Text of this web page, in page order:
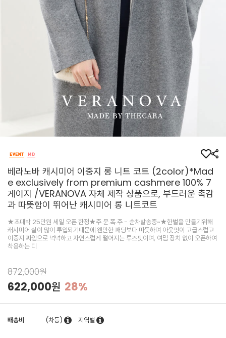
베라노바 캐시미어 이중지 롱 니트 코트 (2color)*Mad
e exclusively from premium cashmere 100% 7
게이지 /VERANOVA 자체 제작 상품으로, 부드러운 촉감
과 따뜻함이 뛰어난 캐시미어 롱 니트코트
★초대박 25만원 세일 오픈 한정★주.문.폭.주 - 순차발송중~★한벌을 만들기위해
캐시미어 실이 많이 투입되기때문에 왠만한 패딩보다 따듯하며 아웃핏이 고급스럽고
이중지 짜임으로 넉넉하고 자연스럽게 떨어지는 루즈핏이며, 여밈 장치 없이 오픈하여
착용하는 디
872,000원
622,000원 28%
배송비 (차등) 지역별